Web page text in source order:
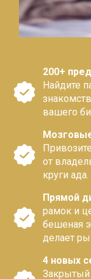
200+
Найдите
вашего
от
круги ада.
Прямой
рамок и
бешеная
делает
4 новых
Закрытый